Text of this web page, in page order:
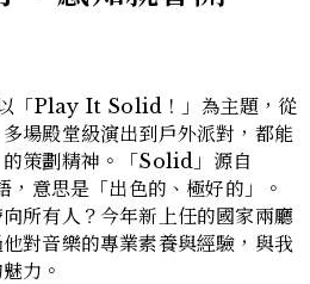
「Play It Solid！」為主題，從
場殿堂級演出到戶外派對，都能
策劃精神。「Solid」源自
意思是「出色的、極好的」。
所有人？今年新上任的國家兩廳
對音樂的專業素養與經驗，與我
力。